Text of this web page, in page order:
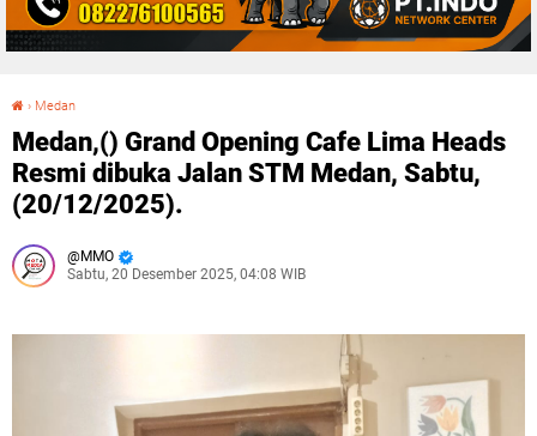
› Medan
Medan,() Grand Opening Cafe Lima Heads
Resmi dibuka Jalan STM Medan, Sabtu,
(20/12/2025).
MMO
Sabtu, 20 Desember 2025, 04:08 WIB